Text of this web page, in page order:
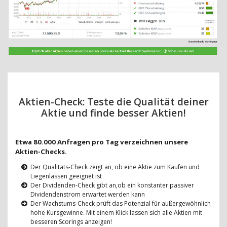
Aktien-Check: Teste die Qualität deiner
Aktie und finde besser Aktien!
Etwa 80.000 Anfragen pro Tag verzeichnen unsere
Aktien-Checks.
Der Qualitäts-Check zeigt an, ob eine Aktie zum Kaufen und
Liegenlassen geeignet ist
Der Dividenden-Check gibt an,ob ein konstanter passiver
Dividendenstrom erwartet werden kann
Der Wachstums-Check prüft das Potenzial für außergewöhnlich
hohe Kursgewinne. Mit einem Klick lassen sich alle Aktien mit
besseren Scorings anzeigen!